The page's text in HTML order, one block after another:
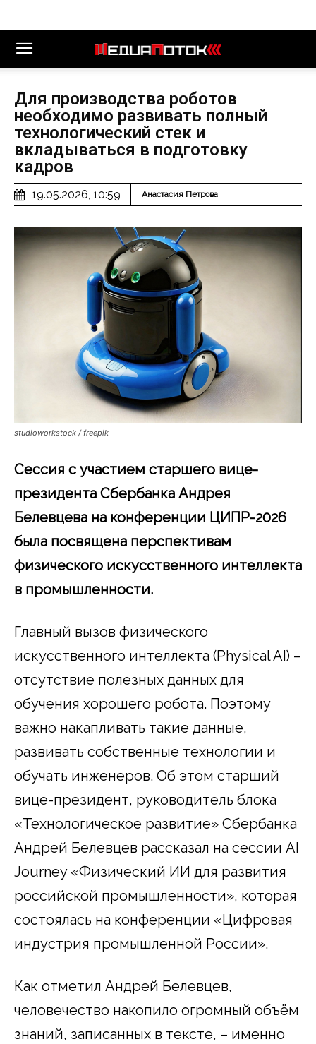
Для производства роботов
необходимо развивать полный
технологический стек и
вкладываться в подготовку
кадров
19.05.2026, 10:59 Анастасия Петрова
studioworkstock / freepik
Сессия с участием старшего вице-
президента Сбербанка Андрея
Белевцева на конференции ЦИПР-2026
была посвящена перспективам
физического искусственного интеллекта
в промышленности.
Главный вызов физического
искусственного интеллекта (Physical AI) –
отсутствие полезных данных для
обучения хорошего робота. Поэтому
важно накапливать такие данные,
развивать собственные технологии и
обучать инженеров. Об этом старший
вице-президент, руководитель блока
«Технологическое развитие» Сбербанка
Андрей Белевцев рассказал на сессии AI
Journey «Физический ИИ для развития
российской промышленности», которая
состоялась на конференции «Цифровая
индустрия промышленной России».
Как отметил Андрей Белевцев,
человечество накопило огромный объём
знаний, записанных в тексте, – именно